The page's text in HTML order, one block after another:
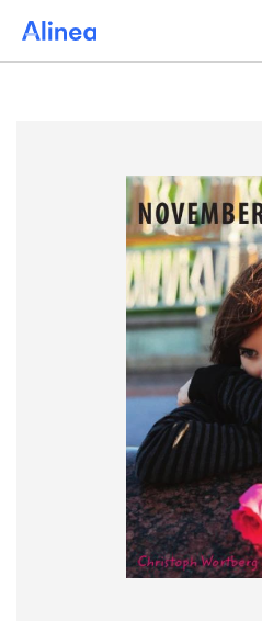
hovedindhold